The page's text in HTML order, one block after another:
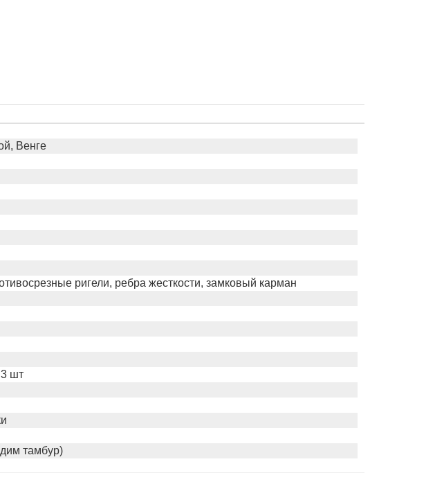
Венге
ригели, ребра жесткости, замковый карман
шт
тамбур)